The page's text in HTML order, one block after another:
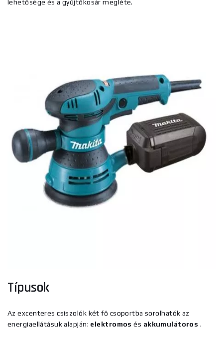
lehetősége és a gyűjtőkosár megléte.
Típusok
Az excenteres csiszolók két fő csoportba sorolhatók az
energiaellátásuk alapján: elektromos és akkumulátoros .